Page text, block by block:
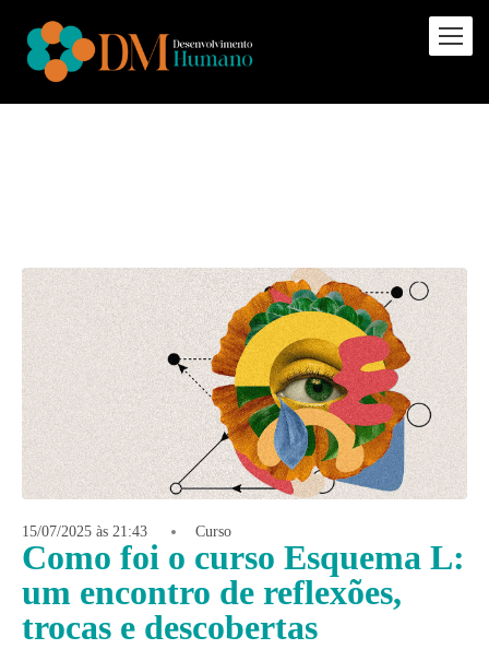
15/07/2025 às 21:43 Curso
Como foi o curso Esquema L:
um encontro de reflexões,
trocas e descobertas